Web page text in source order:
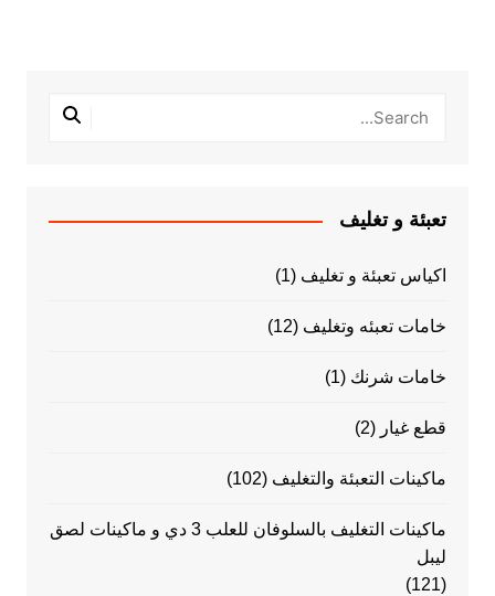
تعبئة و تغليف
اكياس تعبئة و تغليف (1)
خامات تعبئه وتغليف (12)
خامات شرنك (1)
قطع غيار (2)
ماكينات التعبئة والتغليف (102)
ماكينات التغليف بالسلوفان للعلب 3 دي و ماكينات لصق
ليبل
(121)